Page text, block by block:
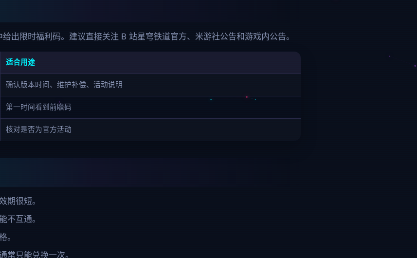
出限时福利码。建议直接关注 B 站星穹铁道官方、米游社公告和游戏内公告。
适合用途
确认版本时间、维护补偿、活动说明
第一时间看到前瞻码
核对是否为官方活动
期很短。
不互通。
。
常只能兑换一次。